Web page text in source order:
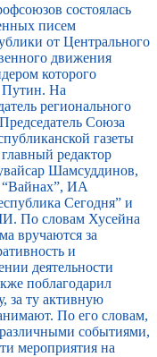
состоялась
писем
от Центрального
движения
которого
Путин. На
регионального
Союза
газеты
редактор
Шамсуддинов,
ИА
Сегодня” и
По словам Хусейна
вручаются за
и
деятельности
поблагодарил
за ту активную
По его словам,
событиями,
мероприятия на